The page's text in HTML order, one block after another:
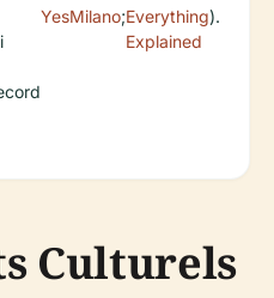
YesMilano;Everything
Explained
).
Culturels